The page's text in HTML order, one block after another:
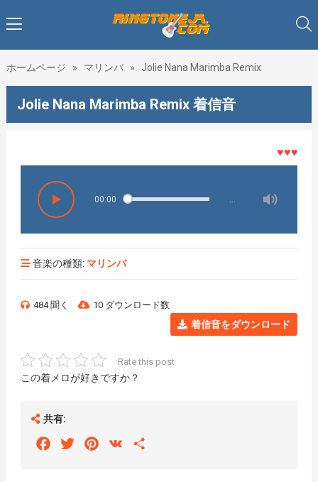
ホームページ » マリンバ » Jolie Nana Marimba Remix
Jolie Nana Marimba Remix 着信音
♥♥♥着メロ
00:00
音楽の種類: マリンバ
484 聞く 10 ダウンロード数
着信音をダウンロード
Rate this post
この着メロが好きですか？
共有:
FacebookTwitterPinterest
VK